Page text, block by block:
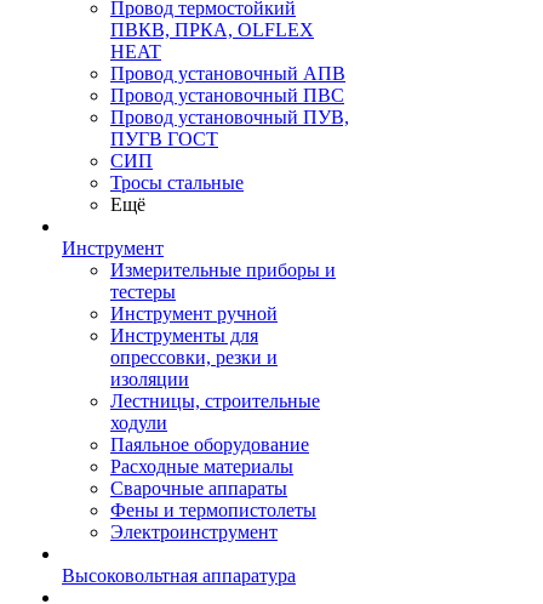
Провод термостойкий
ПВКВ, ПРКА, OLFLEX
HEAT
Провод установочный АПВ
Провод установочный ПВС
Провод установочный ПУВ,
ПУГВ ГОСТ
СИП
Тросы стальные
Ещё
Инструмент
Измерительные приборы и
тестеры
Инструмент ручной
Инструменты для
опрессовки, резки и
изоляции
Лестницы, строительные
ходули
Паяльное оборудование
Расходные материалы
Сварочные аппараты
Фены и термопистолеты
Электроинструмент
Высоковольтная аппаратура